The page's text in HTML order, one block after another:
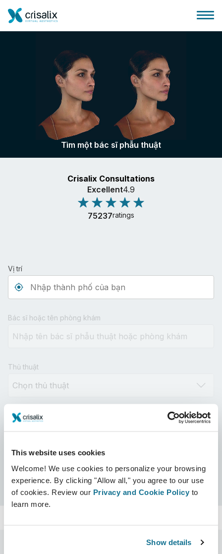
This website uses cookies
Welcome! We use cookies to personalize your browsing
experience. By clicking "Allow all," you agree to our use
of cookies. Review our Privacy and Cookie Policy to
learn more.
Show details
Bác sĩ phẫu thuật
Nền tảng kinh doanh 3D
Gói
Đánh giá của bệnh nhân
Tìm một bác sĩ phẫu thuật
Crisalix Consultations
Excellent4.9
75237ratings
Vị trí
Bác sĩ hoặc tên phòng khám
Thủ thuật
Khoảng cách
Được chứng nhận Crisalix Tìm kiếm